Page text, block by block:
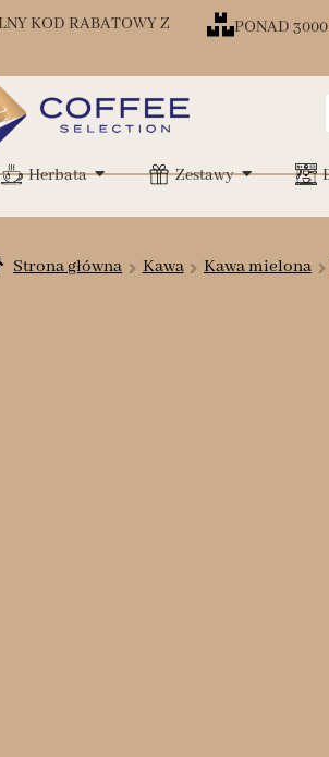
KOD RABATOWY Z
PONAD
Herbata Zestawy
Strona główna Kawa Kawa mielona